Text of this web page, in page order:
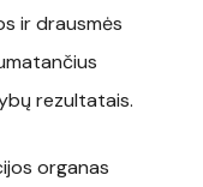
ir drausmės
rezultatais.
organas